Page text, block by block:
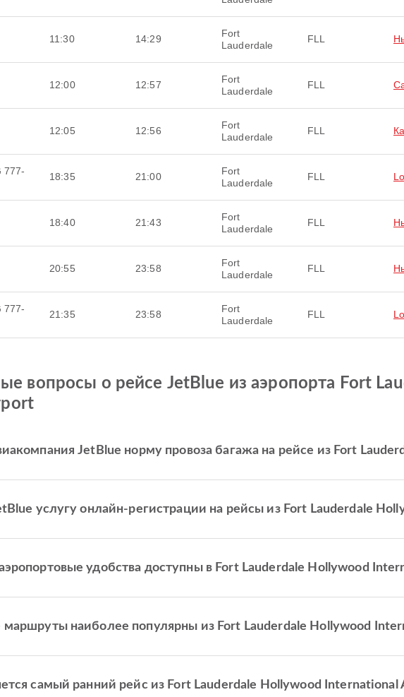
11:30 14:29
Fort
Lauderdale
FLL
12:00 12:57
Fort
Lauderdale
FLL
12:05 12:56
Fort
Lauderdale
FLL
777-
18:35 21:00
Fort
Lauderdale
FLL
18:40 21:43
Fort
Lauderdale
FLL
20:55 23:58
Fort
Lauderdale
FLL
777-
21:35 23:58
Fort
Lauderdale
FLL
вопросы о рейсе JetBlue из аэропорта Fort
JetBlue норму провоза багажа на рейсе из Fort
услугу онлайн-регистрации на рейсы из Fort Lauderdale
удобства доступны в Fort Lauderdale Hollywood
маршруты наиболее популярны из Fort Lauderdale Hollywood
самый ранний рейс из Fort Lauderdale Hollywood